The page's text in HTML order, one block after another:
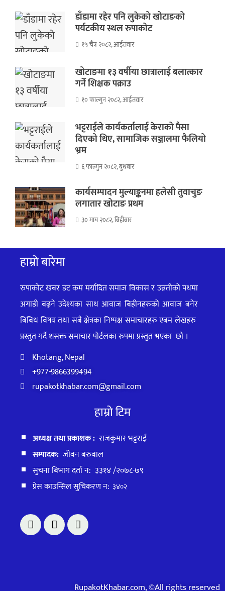
डाँडामा रहेर पनि लुकेको खोटाङको
पर्यटकीय स्थल रुपाकोट
१५ चैत्र २०८२, आईतवार
खोटाङमा १३ वर्षीया छात्रालाई बलात्कार
गर्ने शिक्षक पक्राउ
१० फाल्गुन २०८२, आईतवार
भट्टराईले कार्यकर्तालाई केराको पैसा
दिएको थिए, सामाजिक सञ्जालमा फैलियो
भ्रम
६ फाल्गुन २०८२, बुधबार
कार्यसम्पादन मुल्याङ्कनमा हलेसी तुवाचुङ
लगातार खोटाङ प्रथम
३० माघ २०८२, बिहीबार
हाम्रो बारेमा
रुपाकोट खबर डट कम मर्यादित समाज विकास र उन्नतीको पथमा
अगाडी बढ्ने उदेश्यका साथ आवाज बिहीनहरुको आवाज बनेर
बिबिध विषय तथा सबै क्षेत्रका निष्पक्ष समाचारहरु एबम लेखहरु
प्रस्तुत गर्दै शसक्त समाचार पोर्टलका रुपमा प्रस्तुतभएका छौ ।
Khotang, Nepal
+977-9866399494
rupakotkhabar.com@gmail.com
हाम्रो टिम
अध्यक्ष तथा प्रकाशक : राजकुमार भट्टराई
सम्पादक:जीवन बरुवाल
सुचना बिभाग दर्ता न: ३३१४ /२०७८-७९
प्रेस काउन्सिल सुचिकरण न: ३४०२
RupakotKhabar.com, ©All rights reserved